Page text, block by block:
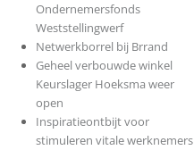
Ondernemersfonds
Weststellingwerf
Netwerkborrel bij Brrand
Geheel verbouwde winkel
Keurslager Hoeksma weer
open
Inspiratieontbijt voor
stimuleren vitale werknemers